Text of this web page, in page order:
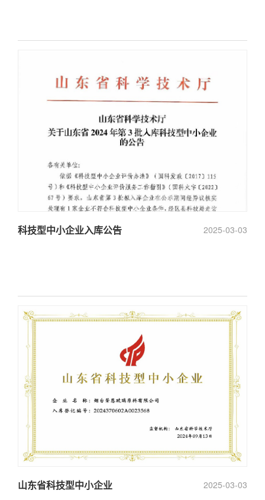
2025-03-03
科技型中小企业入库公告
2025-03-03
山东省科技型中小企业